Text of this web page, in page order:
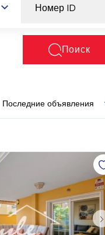
Поиск
Последние объявления